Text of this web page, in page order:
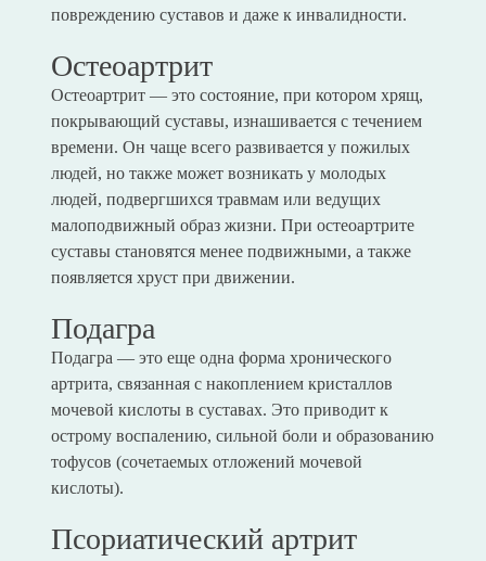
повреждению суставов и даже к инвалидности.
Остеоартрит
Остеоартрит — это состояние, при котором хрящ,
покрывающий суставы, изнашивается с течением
времени. Он чаще всего развивается у пожилых
людей, но также может возникать у молодых
людей, подвергшихся травмам или ведущих
малоподвижный образ жизни. При остеоартрите
суставы становятся менее подвижными, а также
появляется хруст при движении.
Подагра
Подагра — это еще одна форма хронического
артрита, связанная с накоплением кристаллов
мочевой кислоты в суставах. Это приводит к
острому воспалению, сильной боли и образованию
тофусов (сочетаемых отложений мочевой
кислоты).
Псориатический артрит